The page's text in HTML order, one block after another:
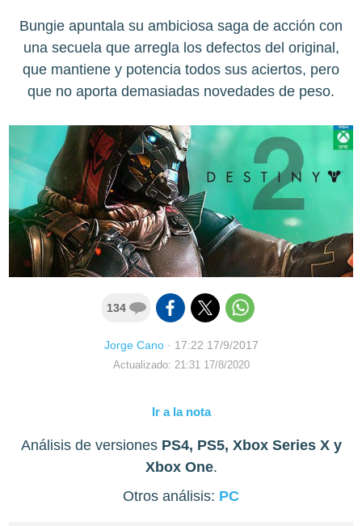
Bungie apuntala su ambiciosa saga de acción con
una secuela que arregla los defectos del original,
que mantiene y potencia todos sus aciertos, pero
que no aporta demasiadas novedades de peso.
134
Jorge Cano· 17:22 17/9/2017
Actualizado: 21:31 17/8/2020
Ir a la nota
Análisis de versiones PS4, PS5, Xbox Series X y
Xbox One.
Otros análisis: PC